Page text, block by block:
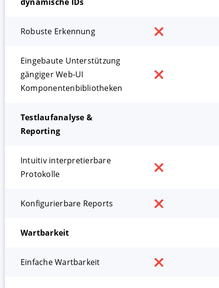
Robuste Erkennung ❌
Eingebaute Unterstützung
gängiger Web-UI
Komponentenbibliotheken
❌
Testlaufanalyse &
Reporting
Intuitiv interpretierbare
Protokolle
❌
Konfigurierbare Reports ❌
Wartbarkeit
Einfache Wartbarkeit ❌